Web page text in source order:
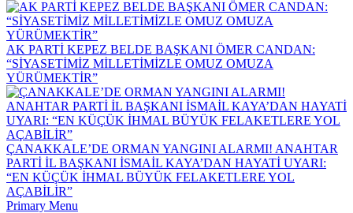
AK PARTİ KEPEZ BELDE BAŞKANI ÖMER CANDAN:
“SİYASETİMİZ MİLLETİMİZLE OMUZ OMUZA
YÜRÜMEKTİR”
ÇANAKKALE’DE ORMAN YANGINI ALARMI! ANAHTAR
PARTİ İL BAŞKANI İSMAİL KAYA’DAN HAYATİ UYARI:
“EN KÜÇÜK İHMAL BÜYÜK FELAKETLERE YOL
AÇABİLİR”
Primary Menu